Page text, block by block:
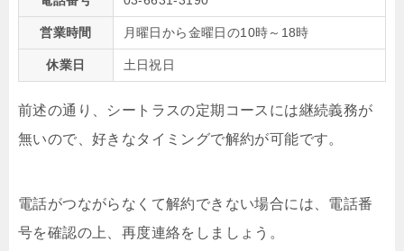
営業時間 月曜日から金曜日の10時～18時
休業日 土日祝日
前述の通り、シートラスの定期コースには継続義務が
無いので、好きなタイミングで解約が可能です。
電話がつながらなくて解約できない場合には、電話番
号を確認の上、再度連絡をしましょう。